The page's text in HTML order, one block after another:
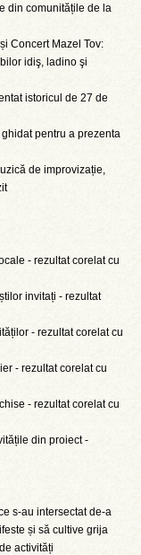
din comunitățile de la
Concert Mazel Tov:
idiş, ladino şi
istoricul de 27 de
pentru a prezenta
de improvizație,
- rezultat corelat cu
invitați - rezultat
- rezultat corelat cu
- rezultat corelat cu
- rezultat corelat cu
din proiect -
s-au intersectat de-a
și să cultive grija
activități